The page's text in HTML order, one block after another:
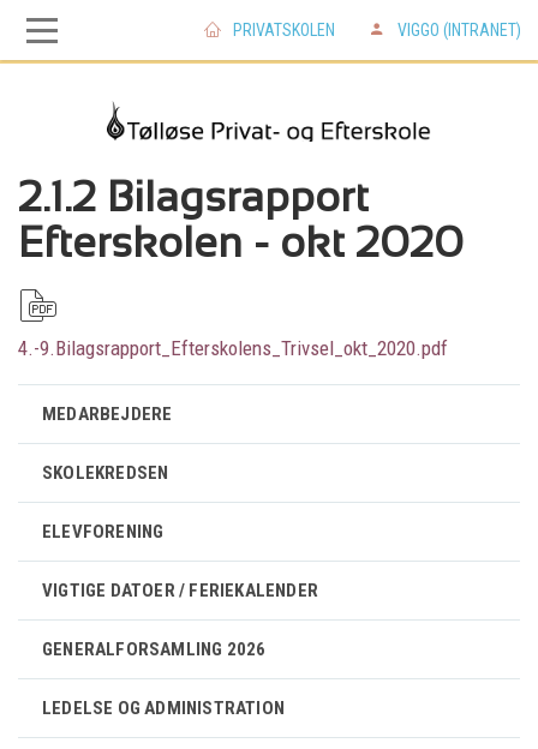
Skip
navigation
Skip
content
PRIVATSKOLEN VIGGO (INTRANET)
2.1.2 Bilagsrapport
Efterskolen - okt 2020
4.-9.Bilagsrapport_Efterskolens_Trivsel_okt_2020.pdf
MEDARBEJDERE
SKOLEKREDSEN
ELEVFORENING
VIGTIGE DATOER / FERIEKALENDER
GENERALFORSAMLING 2026
LEDELSE OG ADMINISTRATION